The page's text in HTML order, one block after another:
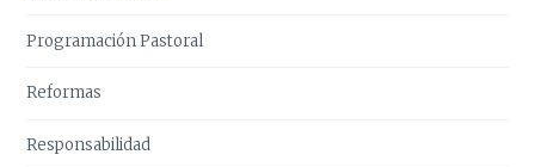
Programación Pastoral
Reformas
Responsabilidad